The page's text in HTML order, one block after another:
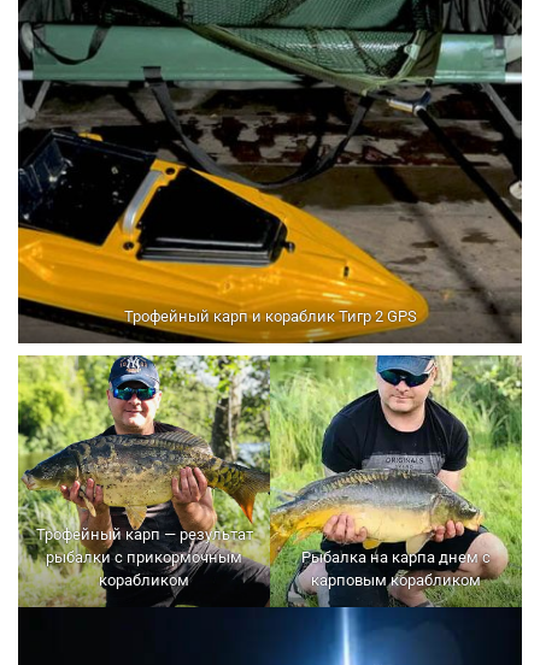
Трофейный карп и кораблик Тигр 2 GPS
Трофейный карп — результат
рыбалки с прикормочным
корабликом
Рыбалка на карпа днем с
карповым корабликом